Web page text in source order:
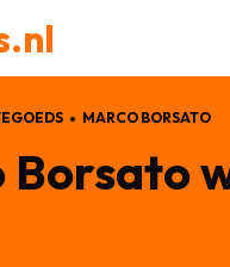
MARCO BORSATO